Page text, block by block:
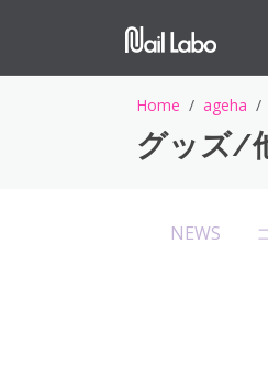
Home ageha
グッズ/
NEWS